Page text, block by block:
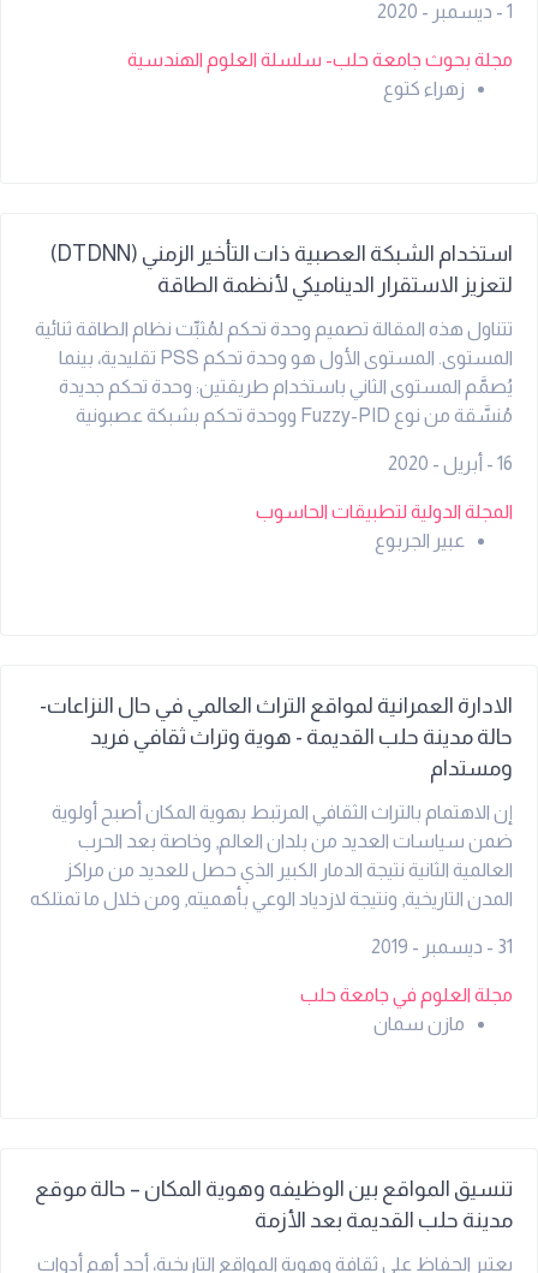
الهرمي الاستقرار الإنشائي والتوازن المعماري الجوانب الجمالية
والتعبيرية في التصميم كما يوضح البحث كيف تم توظيف
1 - ديسمبر - 2020
مجلة بحوث جامعة حلب- سلسلة العلوم الهندسية
زهراء كتوع
استخدام الشبكة العصبية ذات التأخير الزمني (DTDNN)
لتعزيز الاستقرار الديناميكي لأنظمة الطاقة
تتناول هذه المقالة تصميم وحدة تحكم لمُثبِّت نظام الطاقة ثنائية
المستوى. المستوى الأول هو وحدة تحكم PSS تقليدية، بينما
يُصمَّم المستوى الثاني باستخدام طريقتين: وحدة تحكم جديدة
مُنسَّقة من نوع Fuzzy-PID ووحدة تحكم بشبكة عصبونية
انحراف السرعة للمولد التزامني كمدخلات لوحدة التحكم، بينما تُمثِّل
إشارة الجهد مخرجاتها.
16 - أبريل - 2020
المجلة الدولية لتطبيقات الحاسوب
عبير الجربوع
الادارة العمرانية لمواقع التراث العالمي في حال النزاعات-
حالة مدينة حلب القديمة - هوية وتراث ثقافي فريد
ومستدام
إن الاهتمام بالتراث الثقافي المرتبط بهوية المكان أصبح أولوية
ضمن سياسات العديد من بلدان العالم, وخاصة بعد الحرب
العالمية الثانية نتيجة الدمار الكبير الذي حصل للعديد من مراكز
المدن التاريخية, ونتيجة لازدياد الوعي بأهميته, ومن خلال ما تمتلكه
عن خصائصها المحلية, والوعي لدورها ومساهمتها الإيجابية في
التنمية المستدامة, إضافة الى دور المنظمات الدولية العاملة في
مجال التراث.
31 - ديسمبر - 2019
مجلة العلوم في جامعة حلب
مازن سمان
تنسيق المواقع بين الوظيفه وهوية المكان – حالة موقع
مدينة حلب القديمة بعد الأزمة
يعتبر الحفاظ على ثقافة وهوية المواقع التاريخية، أحد أهم أدوات